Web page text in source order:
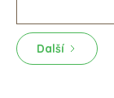
Další